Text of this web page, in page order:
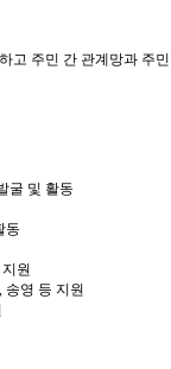
주민 간 관계망과 주
굴 및 활동
동
원
송영 등 지원